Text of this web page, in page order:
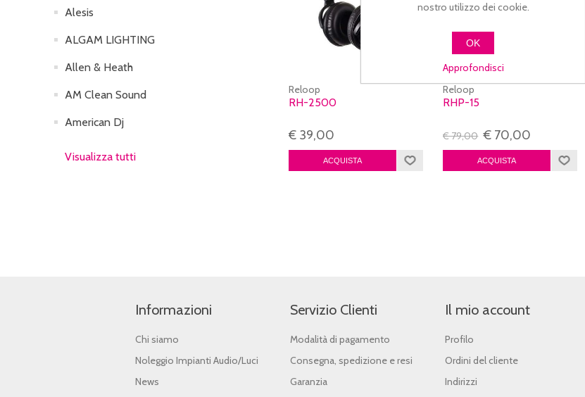
Reloop
RH-2500
€ 39,00
Reloop
RHP-15
€ 79,00 € 70,00
Alesis
ALGAM LIGHTING
Allen & Heath
AM Clean Sound
American Dj
Visualizza tutti
Informazioni
Chi siamo
Noleggio Impianti Audio/Luci
News
Servizio Clienti
Modalità di pagamento
Consegna, spedizione e resi
Garanzia
Il mio account
Profilo
Ordini del cliente
Indirizzi
nostro utilizzo dei cookie.
OK
Approfondisci